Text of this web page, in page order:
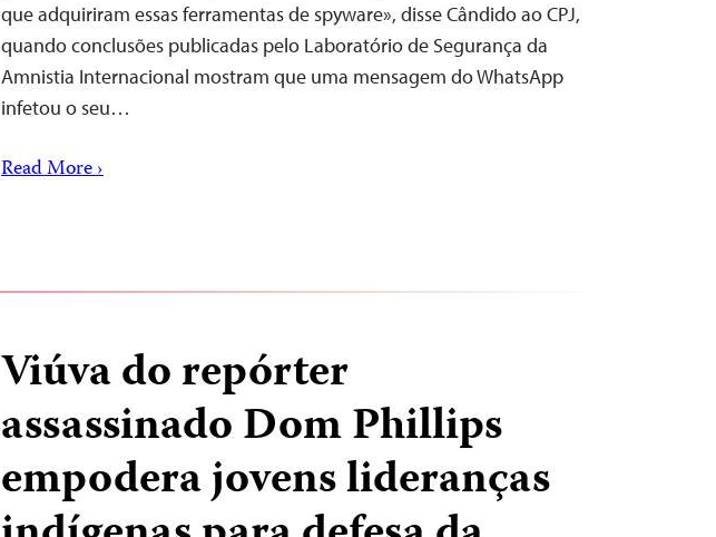
que adquiriram essas ferramentas de spyware», disse Cândido ao CPJ,
quando conclusões publicadas pelo Laboratório de Segurança da
Amnistia Internacional mostram que uma mensagem do WhatsApp
infetou o seu…
Read More ›
Viúva do repórter
assassinado Dom Phillips
empodera jovens lideranças